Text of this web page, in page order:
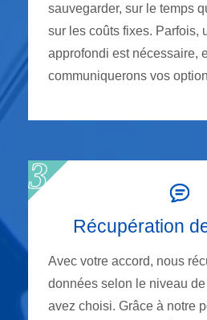
sauvegarder, sur le temps
sur les coûts fixes. Parfois,
approfondi est nécessaire,
communiquerons vos
Récupération
Avec votre accord, nous
données selon le niveau
avez choisi. Grâce à notre